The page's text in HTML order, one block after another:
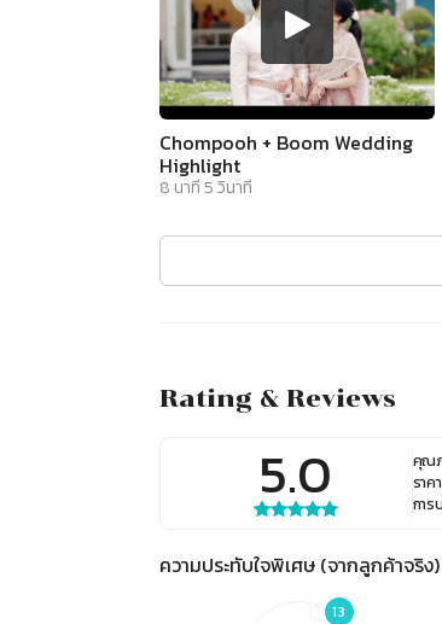
Chompooh + Boom Wedding
Highlight
8 นาที 5วินาที
Rating & Reviews
5.0 คุณ
ราค
การ
ความประทับใจพิเศษ (จากลูกค้าจริง)
13